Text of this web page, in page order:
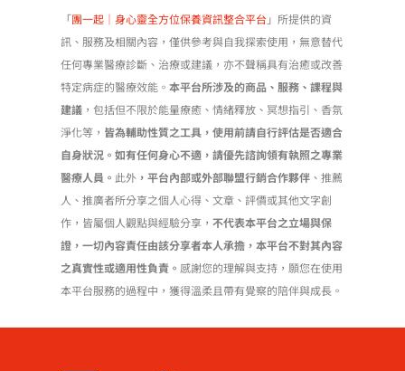
「團一起｜身心靈全方位保養資訊整合平台 」所提供的資
訊、服務及相關內容，僅供參考與自我探索使用，無意替代
任何專業醫療診斷、治療或建議，亦不聲稱具有治癒或改善
特定病症的醫療效能。本平台所涉及的商品、服務、課程與
建議 ，包括但不限於能量療癒、情緒釋放、冥想指引、香氛
淨化等， 皆為輔助性質之工具，使用前請自行評估是否適合
自身狀況。如有任何身心不適，請優先諮詢領有執照之專業
醫療人員。 此外 ，平台內部或外部聯盟行銷合作夥伴 、推薦
人、推廣者所分享之個人心得、文章、評價或其他文字創
作，皆屬個人觀點與經驗分享，不代表本平台之立場與保
證，一切內容責任由該分享者本人承擔，本平台不對其內容
之真實性或適用性負責。 感謝您的理解與支持，願您在使用
本平台服務的過程中，獲得溫柔且帶有覺察的陪伴與成長。